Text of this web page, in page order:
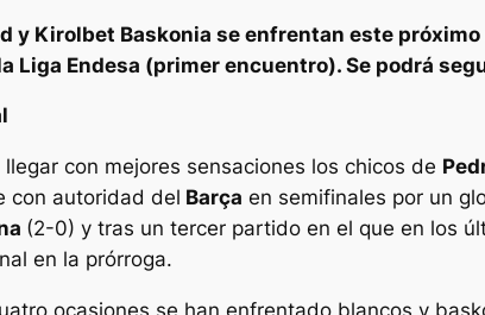
y Kirolbet Baskonia se enfrentan este
Liga Endesa (primer encuentro). Se podrá
con mejores sensaciones los chicos de
con autoridad del Barça en semifinales por un
(2-0) y tras un tercer partido en el que en los
en la prórroga.
ocasiones se han enfrentado blancos y